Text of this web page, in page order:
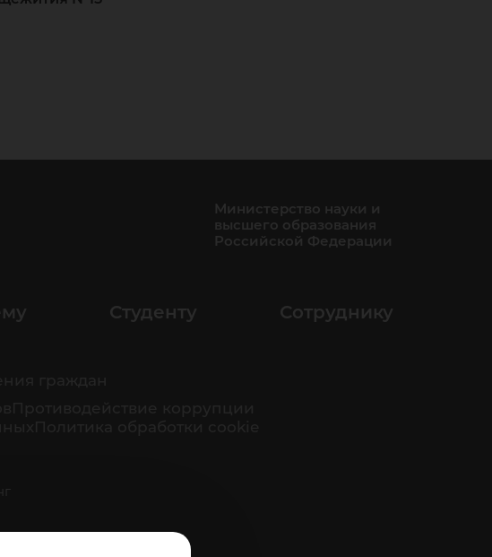
Министерство науки и
высшего образования
Российской Федерации
Студенту Сотруднику